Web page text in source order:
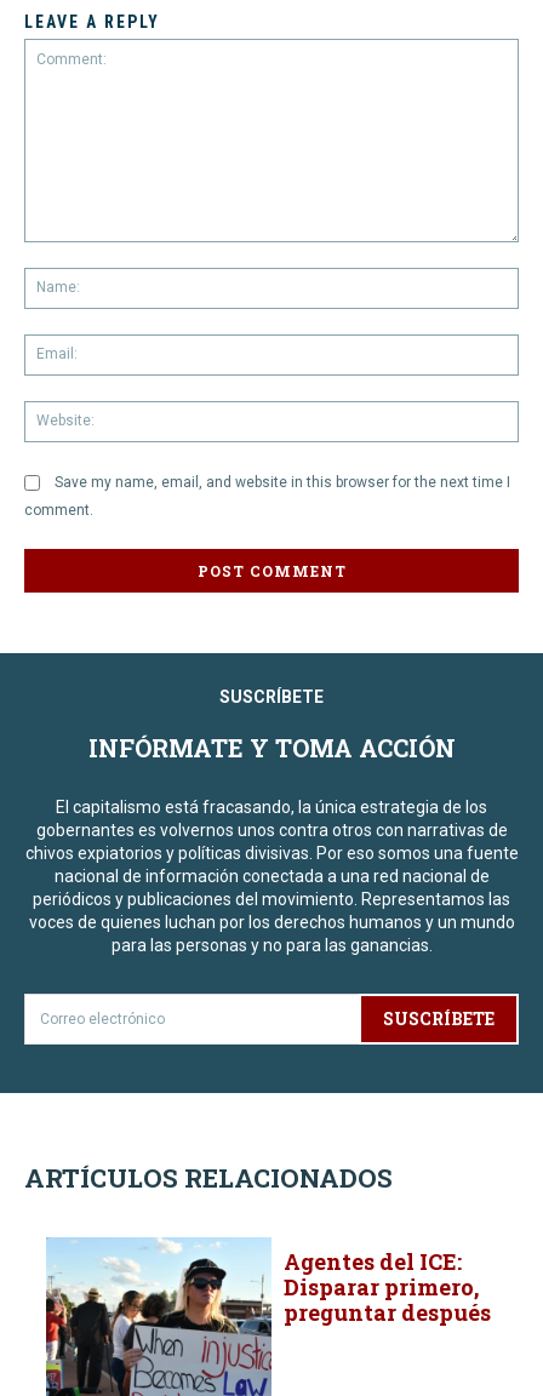
LEAVE A REPLY
Save my name, email, and website in this browser for the next time I
comment.
SUSCRÍBETE
INFÓRMATE Y TOMA ACCIÓN
El capitalismo está fracasando, la única estrategia de los
gobernantes es volvernos unos contra otros con narrativas de
chivos expiatorios y políticas divisivas. Por eso somos una fuente
nacional de información conectada a una red nacional de
periódicos y publicaciones del movimiento. Representamos las
voces de quienes luchan por los derechos humanos y un mundo
para las personas y no para las ganancias.
SUSCRÍBETE
ARTÍCULOS RELACIONADOS
Agentes del ICE:
Disparar primero,
preguntar después